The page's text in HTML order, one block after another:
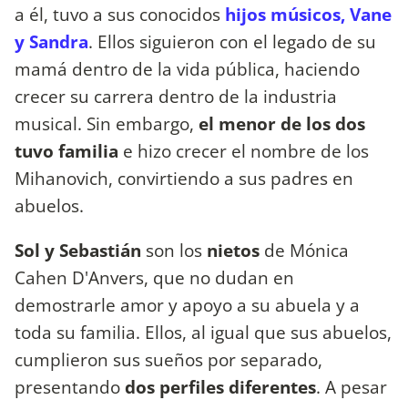
a él, tuvo a sus conocidos hijos músicos, Vane
y Sandra. Ellos siguieron con el legado de su
mamá dentro de la vida pública, haciendo
crecer su carrera dentro de la industria
musical. Sin embargo, el menor de los dos
tuvo familia e hizo crecer el nombre de los
Mihanovich, convirtiendo a sus padres en
abuelos.
Sol y Sebastián son los nietos de Mónica
Cahen D'Anvers, que no dudan en
demostrarle amor y apoyo a su abuela y a
toda su familia. Ellos, al igual que sus abuelos,
cumplieron sus sueños por separado,
presentandodos perfiles diferentes. A pesar